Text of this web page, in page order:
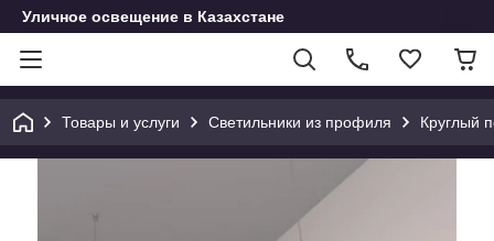
Уличное освещение в Казахстане
Товары и услуги Светильники из профиля Круглый